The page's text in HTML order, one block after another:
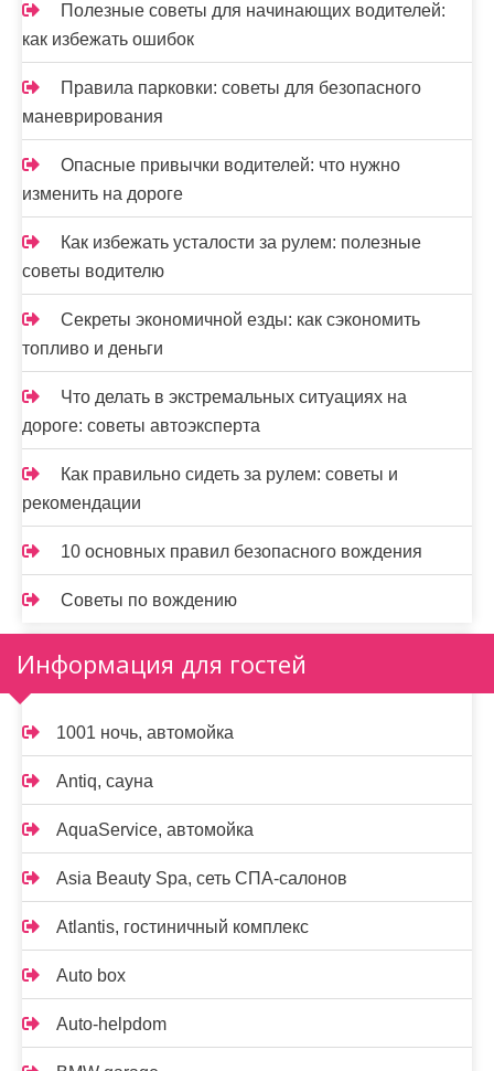
Полезные советы для начинающих водителей:
как избежать ошибок
Правила парковки: советы для безопасного
маневрирования
Опасные привычки водителей: что нужно
изменить на дороге
Как избежать усталости за рулем: полезные
советы водителю
Секреты экономичной езды: как сэкономить
топливо и деньги
Что делать в экстремальных ситуациях на
дороге: советы автоэксперта
Как правильно сидеть за рулем: советы и
рекомендации
10 основных правил безопасного вождения
Советы по вождению
Информация для гостей
1001 ночь, автомойка
Antiq, сауна
AquaService, автомойка
Asia Beauty Spa, сеть СПА-салонов
Atlantis, гостиничный комплекс
Auto box
Auto-helpdom